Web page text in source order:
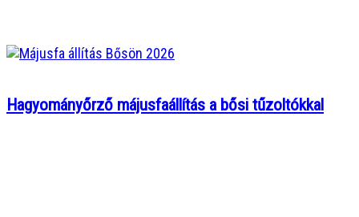
Hagyományőrző májusfaállítás a bősi tűzoltókkal